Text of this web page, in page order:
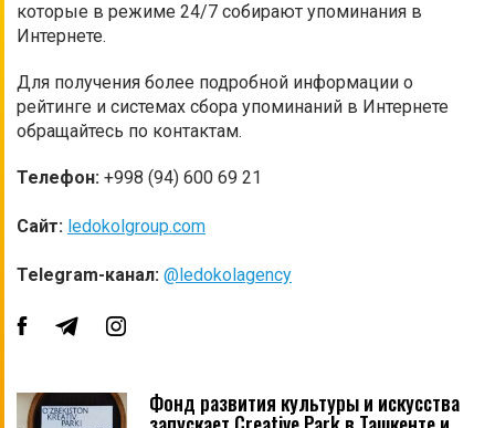
которые в режиме 24/7 собирают упоминания в
Интернете.
Для получения более подробной информации о
рейтинге и системах сбора упоминаний в Интернете
обращайтесь по контактам.
Телефон: +998 (94) 600 69 21
Сайт: ledokolgroup.com
Telegram-канал: @ledokolagency
Фонд развития культуры и искусства